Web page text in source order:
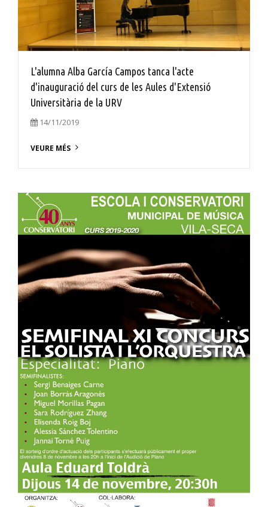
L'alumna Alba García Campos tanca l'acte
d'inauguració del curs de les Aules d'Extensió
Universitària de la URV
14/11/2019
VEURE MÉS